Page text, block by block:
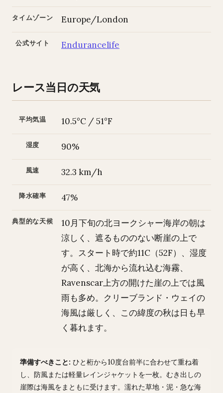
タイムゾーン Europe/London
公式サイト Endurancelife
レース当日の天気
平均気温 10.5°C / 51°F
湿度 90%
風速 32.3 km/h
降水確率 47%
典型的な天候
10月下旬の北ヨークシャー海岸の朝は
涼しく、遮るもののない断崖の上で
す。スタート時で約11C（52F）、湿度
が高く、北海から流れ込む海霧、
Ravenscar上方の開けた崖の上では風
雨も多め。クリーブランド・ウェイの
海風は厳しく、この緯度の秋は日も早
く暮れます。
準備すべきこと: ひと桁から10度台前半に合わせて重ね着
し、防風または軽量レインジャケットを一枚。むき出しの
崖際は海風をまともに受けます。濡れた草地・泥・急な海